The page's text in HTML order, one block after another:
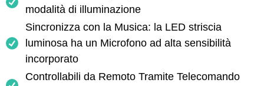
modalità di illuminazione
Sincronizza con la Musica: la LED striscia
luminosa ha un Microfono ad alta sensibilità
incorporato
Controllabili da Remoto Tramite Telecomando